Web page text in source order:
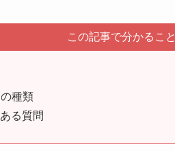
この記事で分かること
種類
る質問